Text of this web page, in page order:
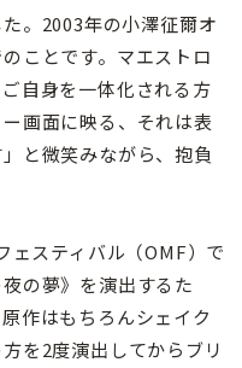
。2003年の小澤征爾オ
ことです。マエストロ
自身を一体化される方
画面に映る、それは表
と微笑みながら、抱負
ェスティバル（OMF）で
の夢》を演出するた
作はもちろんシェイク
を2度演出してからブリ